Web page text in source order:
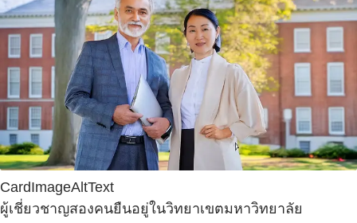
CardImageAltText
ผู้เชี่ยวชาญสองคนยืนอยู่ในวิทยาเขตมหาวิทยาลัย